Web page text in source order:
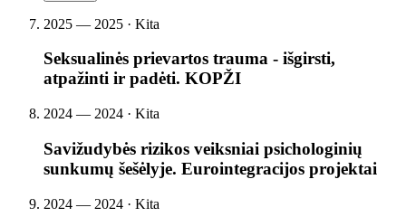
2025 — 2025 · Kita
Seksualinės prievartos trauma - išgirsti,
atpažinti ir padėti. KOPŽI
2024 — 2024 · Kita
Savižudybės rizikos veiksniai psichologinių
sunkumų šešėlyje. Eurointegracijos projektai
2024 — 2024 · Kita